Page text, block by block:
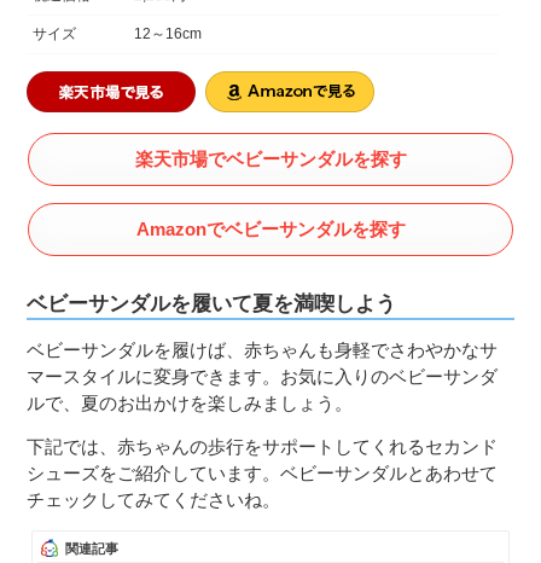
サイズ 12～16cm
楽天市場でベビーサンダルを探す
Amazonでベビーサンダルを探す
ベビーサンダルを履いて夏を満喫しよう
ベビーサンダルを履けば、赤ちゃんも身軽でさわやかなサ
マースタイルに変身できます。お気に入りのベビーサンダ
ルで、夏のお出かけを楽しみましょう。
下記では、赤ちゃんの歩行をサポートしてくれるセカンド
シューズをご紹介しています。ベビーサンダルとあわせて
チェックしてみてくださいね。
関連記事